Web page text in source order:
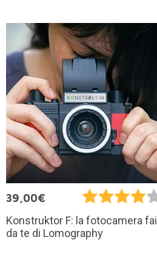
39,00€
Konstruktor F: la fotocamera fai
da te di Lomography